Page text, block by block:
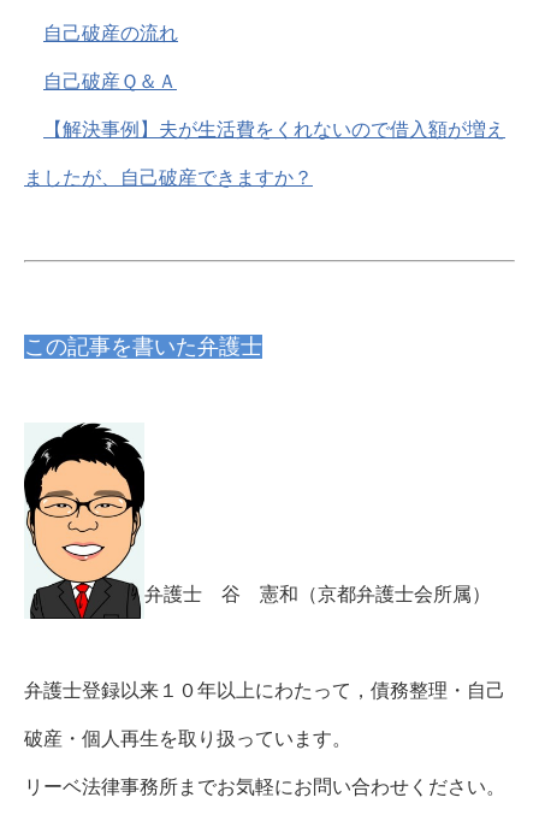
自己破産の流れ
自己破産Ｑ＆Ａ
【解決事例】夫が生活費をくれないので借入額が増え
ましたが、自己破産できますか？
この記事を書いた弁護士
弁護士 谷 憲和（京都弁護士会所属）
弁護士登録以来１０年以上にわたって，債務整理・自己
破産・個人再生を取り扱っています。
リーベ法律事務所までお気軽にお問い合わせください。